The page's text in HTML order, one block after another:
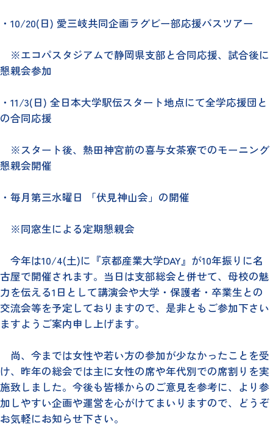
・10/20(日) 愛三岐共同企画ラグビー部応援バスツアー
※エコパスタジアムで静岡県支部と合同応援、試合後に
懇親会参加
・11/3(日) 全日本大学駅伝スタート地点にて全学応援団と
の合同応援
※スタート後、熱田神宮前の喜与女茶寮でのモーニング
懇親会開催
・毎月第三水曜日 「伏見神山会」の開催
※同窓生による定期懇親会
今年は10/4(土)に『京都産業大学DAY』が10年振りに名
古屋で開催されます。当日は支部総会と併せて、母校の魅
力を伝える1日として講演会や大学・保護者・卒業生との
交流会等を予定しておりますので、是非ともご参加下さい
ますようご案内申し上げます。
尚、今までは女性や若い方の参加が少なかったことを受
け、昨年の総会では主に女性の席や年代別での席割りを実
施致しました。今後も皆様からのご意見を参考に、より参
加しやすい企画や運営を心がけてまいりますので、どうぞ
お気軽にお知らせ下さい。